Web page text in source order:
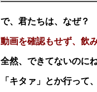
で、君たちは、なぜ？
動画を確認もせず、飲
全然、できてないのにね
「キタァ」とか行って、